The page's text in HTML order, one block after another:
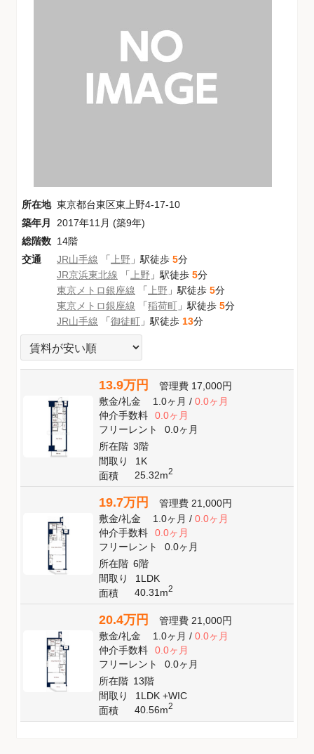
所在地 東京都台東区東上野4-17-10
築年月
2017年11月 (築9年)
総階数 14階
交通
JR山手線 「 上野 」駅徒歩 5分
JR京浜東北線 「 上野 」駅徒歩 5分
東京メトロ銀座線 「 上野 」駅徒歩 5分
東京メトロ銀座線 「稲荷町 」駅徒歩 5分
JR山手線 「御徒町 」駅徒歩 13分
13.9万円 管理費 17,000円
敷金/礼金 1.0ヶ月/ 0.0ヶ月
仲介手数料
0.0ヶ月
フリーレント
0.0ヶ月
所在階 3階
間取り
1K
面積
25.32m2
19.7万円 管理費 21,000円
敷金/礼金 1.0ヶ月/ 0.0ヶ月
仲介手数料
0.0ヶ月
フリーレント
0.0ヶ月
所在階 6階
間取り
1LDK
面積
40.31m2
20.4万円 管理費 21,000円
敷金/礼金 1.0ヶ月/ 0.0ヶ月
仲介手数料
0.0ヶ月
フリーレント
0.0ヶ月
所在階 13階
間取り
1LDK +WIC
面積
40.56m2